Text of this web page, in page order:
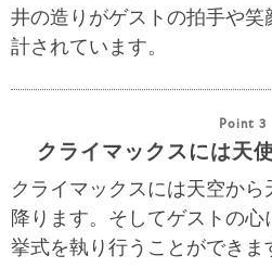
井の造りがゲストの拍手や笑
計されています。
Point 3
クライマックスには天
クライマックスには天空か
降ります。そしてゲストの
挙式を執り行うことができま